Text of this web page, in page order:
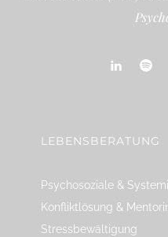
LEBENSBERATUNG
Psychosoziale &
Konfliktlösung &
Stressbewältigung